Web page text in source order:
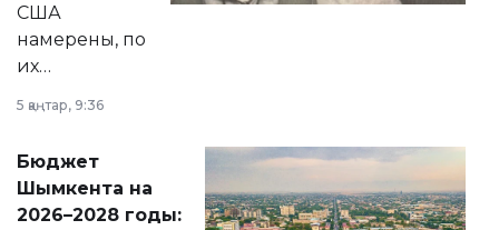
США
намерены, по
их
принести
народу
Венесуэлы.
5 қаңтар, 9:36
Бюджет
Шымкента на
2026–2028 годы: